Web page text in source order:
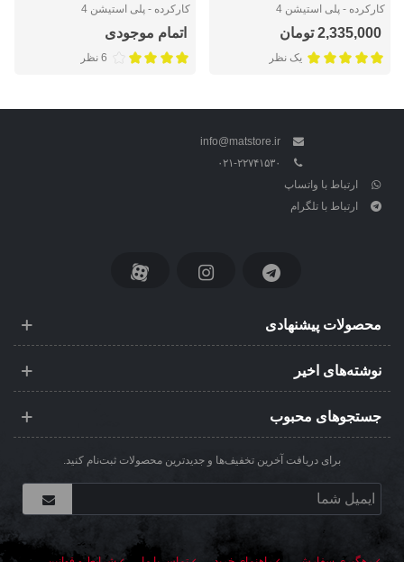
کارکرده - پلی استیشن 4
2,335,000 تومان
یک نظر
کارکرده - پلی استیشن 4
اتمام موجودی
6 نظر
info@matstore.ir
۰۲۱-۲۲۷۴۱۵۳۰
ارتباط با واتساپ
ارتباط با تلگرام
محصولات پیشنهادی
نوشته‌های اخیر
جستجوهای محبوب
برای دریافت آخرین تخفیف‌ها و جدیدترین محصولات ثبت‌نام کنید.